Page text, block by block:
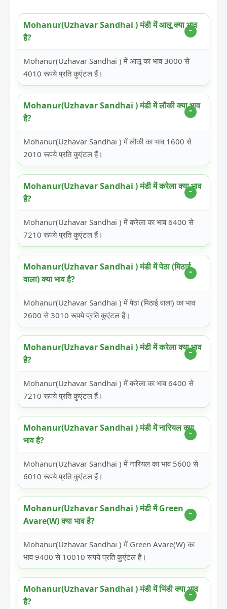
Mohanur(Uzhavar Sandhai ) मंडी में आलू क्या भाव
है?
Mohanur(Uzhavar Sandhai ) में आलू का भाव 3000 से
4010 रूपये प्रति कुएंटल हैं।
Mohanur(Uzhavar Sandhai ) मंडी में लौकी क्या भाव
है?
Mohanur(Uzhavar Sandhai ) में लौकी का भाव 1600 से
2010 रूपये प्रति कुएंटल हैं।
Mohanur(Uzhavar Sandhai ) मंडी में करेला क्या भाव
है?
Mohanur(Uzhavar Sandhai ) में करेला का भाव 6400 से
7210 रूपये प्रति कुएंटल हैं।
Mohanur(Uzhavar Sandhai ) मंडी में पेठा (मिठाई
वाला) क्या भाव है?
Mohanur(Uzhavar Sandhai ) में पेठा (मिठाई वाला) का भाव
2600 से 3010 रूपये प्रति कुएंटल हैं।
Mohanur(Uzhavar Sandhai ) मंडी में करेला क्या भाव
है?
Mohanur(Uzhavar Sandhai ) में करेला का भाव 6400 से
7210 रूपये प्रति कुएंटल हैं।
Mohanur(Uzhavar Sandhai ) मंडी में नारियल क्या
भाव है?
Mohanur(Uzhavar Sandhai ) में नारियल का भाव 5600 से
6010 रूपये प्रति कुएंटल हैं।
Mohanur(Uzhavar Sandhai ) मंडी में Green
Avare(W) क्या भाव है?
Mohanur(Uzhavar Sandhai ) में Green Avare(W) का
भाव 9400 से 10010 रूपये प्रति कुएंटल हैं।
Mohanur(Uzhavar Sandhai ) मंडी में भिंडी क्या भाव
है?